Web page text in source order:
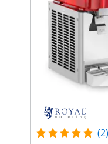
(2)